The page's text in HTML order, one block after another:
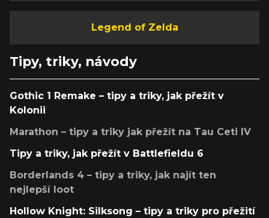
Legend of Zelda
Tipy, triky, návody
Gothic 1 Remake – tipy a triky, jak přežít v
Kolonii
Marathon – tipy a triky jak přežít na Tau Ceti IV
Tipy a triky, jak přežít v Battlefieldu 6
Borderlands 4 – tipy a triky, jak najít ten
nejlepší loot
Hollow Knight: Silksong – tipy a triky pro přežití